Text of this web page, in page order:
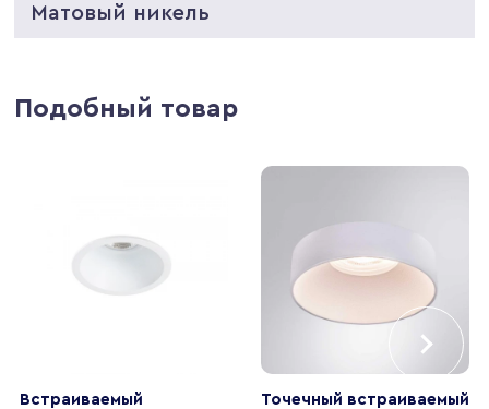
Матовый никель
Подобный товар
Встраиваемый
Точечный встраиваемый